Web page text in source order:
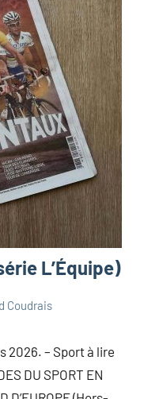
L’Équipe)
Coudrais
2026. – Sport à lire
DU SPORT EN